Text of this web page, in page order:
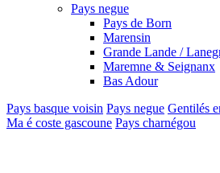
Pays negue
Pays de Born
Marensin
Grande Lande /
Maremne & Seignanx
Bas Adour
Pays basque voisin Pays negue Gentilés
Ma é coste gascoune Pays charnégou